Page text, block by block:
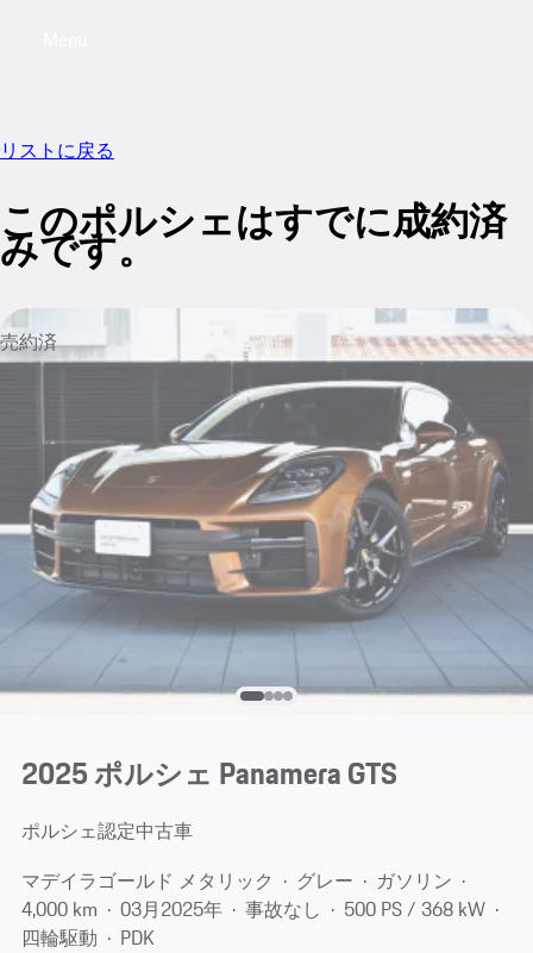
リストに戻る
このポルシェはすでに成約済
みです。
売約済
2025 ポルシェ Panamera GTS
ポルシェ認定中古車
マデイラゴールド メタリック
グレー
ガソリン
4,000 km
03月​2025年 事故なし
500 PS / 368 kW
四輪駆動
PDK